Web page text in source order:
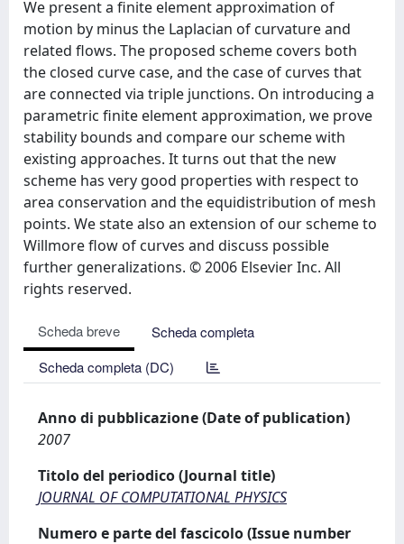
We present a finite element approximation of
motion by minus the Laplacian of curvature and
related flows. The proposed scheme covers both
the closed curve case, and the case of curves that
are connected via triple junctions. On introducing a
parametric finite element approximation, we prove
stability bounds and compare our scheme with
existing approaches. It turns out that the new
scheme has very good properties with respect to
area conservation and the equidistribution of mesh
points. We state also an extension of our scheme to
Willmore flow of curves and discuss possible
further generalizations. © 2006 Elsevier Inc. All
rights reserved.
Scheda breve
Scheda completa
Scheda completa (DC)
Anno di pubblicazione (Date of publication)
2007
Titolo del periodico (Journal title)
JOURNAL OF COMPUTATIONAL PHYSICS
Numero e parte del fascicolo (Issue number